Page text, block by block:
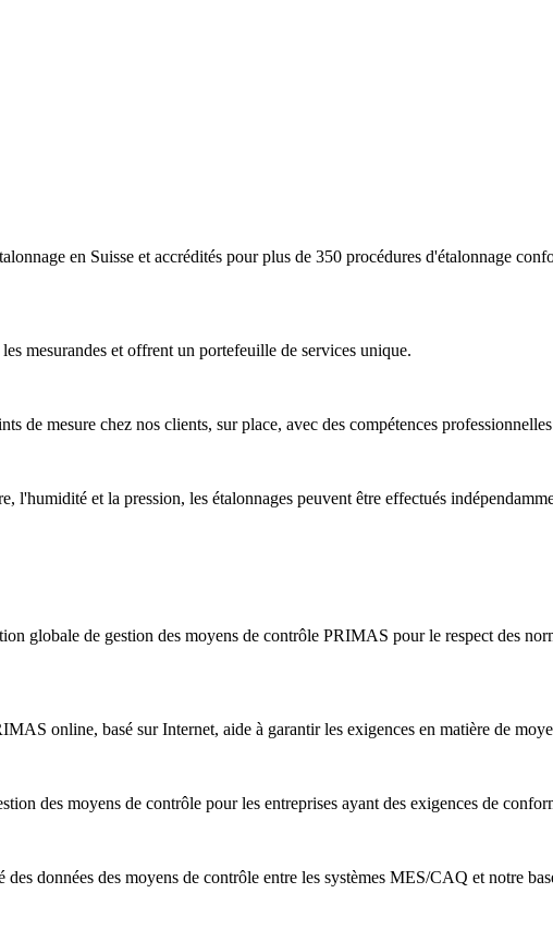
en Suisse et accrédités pour plus de 350 procédures d'étalonnage
mesurandes et offrent un portefeuille de services unique.
de mesure chez nos clients, sur place, avec des compétences
l'humidité et la pression, les étalonnages peuvent être effectués
globale de gestion des moyens de contrôle PRIMAS pour le respect des
online, basé sur Internet, aide à garantir les exigences en matière de
des moyens de contrôle pour les entreprises ayant des exigences de
données des moyens de contrôle entre les systèmes MES/CAQ et notre